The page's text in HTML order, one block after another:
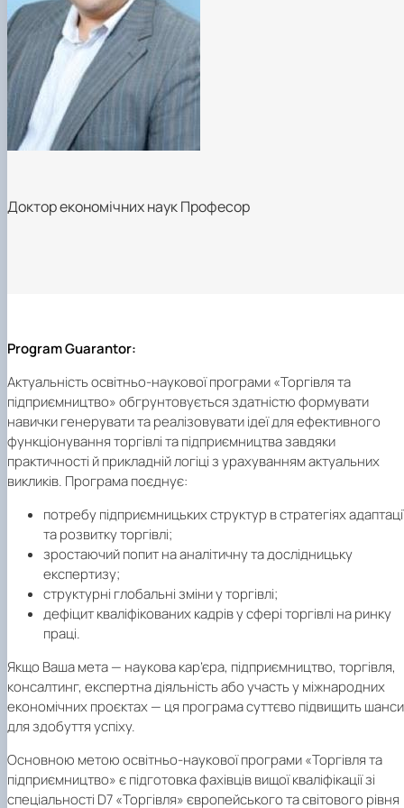
Доктор економічних наук Професор
Program Guarantor:
Актуальність освітньо-наукової програми «Торгівля та
підприємництво» обгрунтовується здатністю формувати
навички генерувати та реалізовувати ідеї для ефективного
функціонування торгівлі та підприємництва завдяки
практичності й прикладній логіці з урахуванням актуальних
викликів. Програма поєднує:
потребу підприємницьких структур в стратегіях
та розвитку торгівлі;
зростаючий попит на аналітичну та дослідницьку
експертизу;
структурні глобальні зміни у торгівлі;
дефіцит кваліфікованих кадрів у сфері торгівлі на ринку
праці.
Якщо Ваша мета — наукова кар’єра, підприємництво, торгівля,
консалтинг, експертна діяльність або участь у міжнародних
економічних проєктах — ця програма суттєво підвищить шанси
для здобуття успіху.
Основною метою освітньо-наукової програми «Торгівля та
підприємництво» є підготовка фахівців вищої кваліфікації зі
спеціальності D7 «Торгівля» європейського та світового рівня